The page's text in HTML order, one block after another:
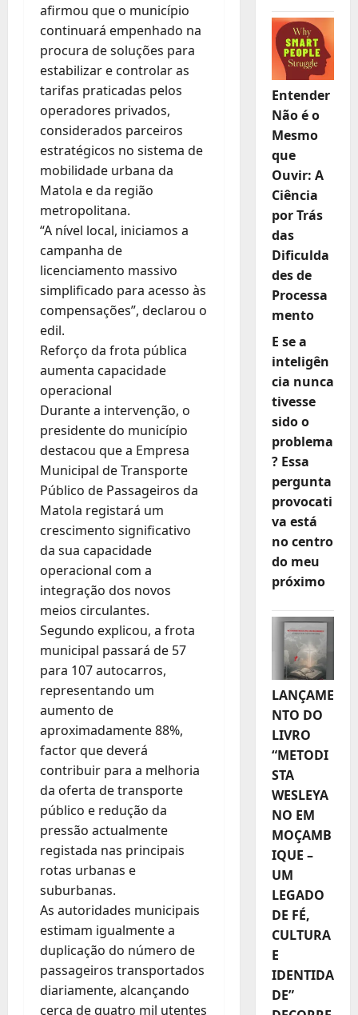
afirmou que o município
continuará empenhado na
procura de soluções para
estabilizar e controlar as
tarifas praticadas pelos
operadores privados,
considerados parceiros
estratégicos no sistema de
mobilidade urbana da
Matola e da região
metropolitana.
“A nível local, iniciamos a
campanha de
licenciamento massivo
simplificado para acesso às
compensações”, declarou o
edil.
Reforço da frota pública
aumenta capacidade
operacional
Durante a intervenção, o
presidente do município
destacou que a Empresa
Municipal de Transporte
Público de Passageiros da
Matola registará um
crescimento significativo
da sua capacidade
operacional com a
integração dos novos
meios circulantes.
Segundo explicou, a frota
municipal passará de 57
para 107 autocarros,
representando um
aumento de
aproximadamente 88%,
factor que deverá
contribuir para a melhoria
da oferta de transporte
público e redução da
pressão actualmente
registada nas principais
rotas urbanas e
suburbanas.
As autoridades municipais
estimam igualmente a
duplicação do número de
passageiros transportados
diariamente, alcançando
cerca de quatro mil utentes
Entender
Não é o
Mesmo
que
Ouvir: A
Ciência
por Trás
das
Dificulda
des de
Processa
mento
E se a
inteligên
cia nunca
tivesse
sido o
problema
? Essa
pergunta
provocati
va está
no centro
do meu
próximo
LANÇAME
NTO DO
LIVRO
“METODI
STA
WESLEYA
NO EM
MOÇAMB
IQUE –
UM
LEGADO
DE FÉ,
CULTURA
E
IDENTIDA
DE”